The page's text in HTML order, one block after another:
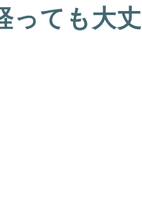
っても大丈